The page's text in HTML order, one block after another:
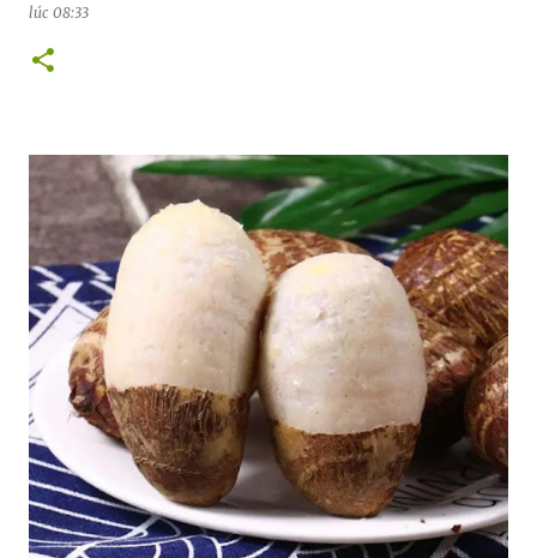
lúc 08:33